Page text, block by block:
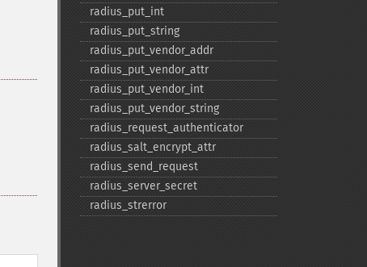
radius_​put_​int
radius_​put_​string
radius_​put_​vendor_​addr
radius_​put_​vendor_​attr
radius_​put_​vendor_​int
radius_​put_​vendor_​string
radius_​request_​authenticator
radius_​salt_​encrypt_​attr
radius_​send_​request
radius_​server_​secret
radius_​strerror